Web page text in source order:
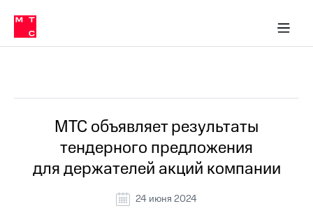
Медиа-центр
и акционерам
Устойчивое развитие
Комплаенс и деловая этика
компании
Карьера
История
компании
Руководство
в МТС
Пресс-
релизы
МТС
о технологиях
МТС объявляет результаты
тендерного предложения
для держателей акций компании
24 июня 2024